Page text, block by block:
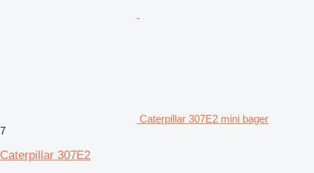
Caterpillar 307E2 mini bager
7
Caterpillar 307E2